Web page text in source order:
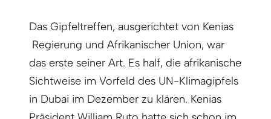
Das Gipfeltreffen, ausgerichtet von Kenias
Regierung und Afrikanischer Union, war
das erste seiner Art. Es half, die afrikanische
Sichtweise im Vorfeld des UN-Klimagipfels
in Dubai im Dezember zu klären. Kenias